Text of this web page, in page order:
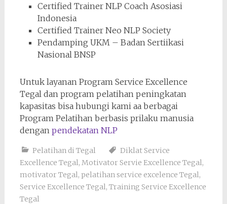
Certified Trainer NLP Coach Asosiasi
Indonesia
Certified Trainer Neo NLP Society
Pendamping UKM – Badan Sertiikasi
Nasional BNSP
Untuk layanan Program Service Excellence
Tegal dan program pelatihan peningkatan
kapasitas bisa hubungi kami aa berbagai
Program Pelatihan berbasis prilaku manusia
dengan pendekatan NLP
Pelatihan di Tegal
Diklat Service
Excellence Tegal, Motivator Servie Excellence Tegal,
motivator Tegal, pelatihan service excelence Tegal,
Service Excellence Tegal, Training Service Excellence
Tegal